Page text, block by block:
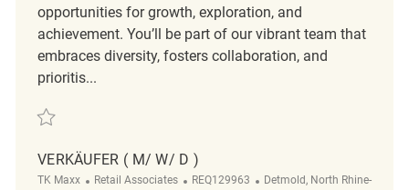
opportunities for growth, exploration, and
achievement. You’ll be part of our vibrant team that
embraces diversity, fosters collaboration, and
prioritis...
Save Verkäufer (m/w/d) REQ134106
VERKÄUFER ( M/ W/ D )
TK Maxx Category
Retail Associates ReqId
REQ129963 Location
Detmold, North Rhine-